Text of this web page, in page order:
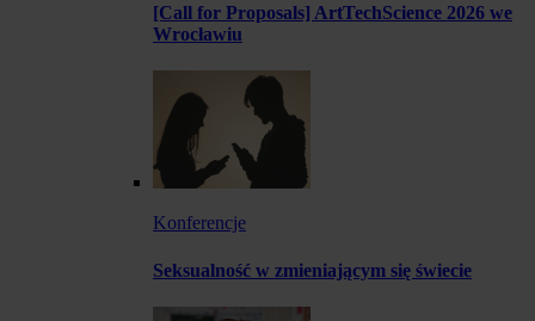
[Call for Proposals] ArtTechScience 2026 we
Wrocławiu
Konferencje
Seksualność w zmieniającym się świecie